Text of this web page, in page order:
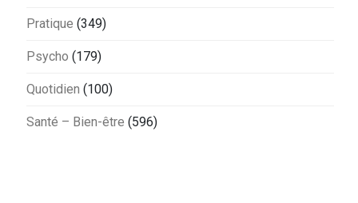
Pratique (349)
Psycho (179)
Quotidien (100)
Santé – Bien-être (596)